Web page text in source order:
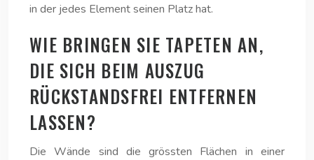
in der jedes Element seinen Platz hat.
WIE BRINGEN SIE TAPETEN AN,
DIE SICH BEIM AUSZUG
RÜCKSTANDSFREI ENTFERNEN
LASSEN?
Die Wände sind die grössten Flächen in einer